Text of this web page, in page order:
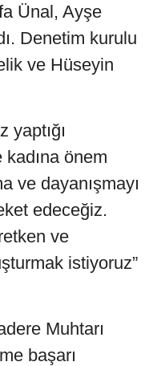
Ünal, Ayşe
Denetim kurulu
ve Hüseyin
yaptığı
kadına önem
ve dayanışmayı
edeceğiz.
ve
istiyoruz”
Muhtarı
başarı